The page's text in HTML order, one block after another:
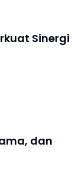
Sinergi
dan